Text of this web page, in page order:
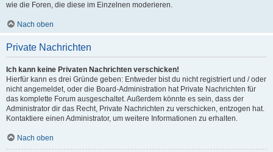
wie die Foren, die diese im Einzelnen moderieren.
Nach oben
Private Nachrichten
Ich kann keine Privaten Nachrichten verschicken!
Hierfür kann es drei Gründe geben: Entweder bist du nicht registriert und / oder
nicht angemeldet, oder die Board-Administration hat Private Nachrichten für
das komplette Forum ausgeschaltet. Außerdem könnte es sein, dass der
Administrator dir das Recht, Private Nachrichten zu verschicken, entzogen hat.
Kontaktiere einen Administrator, um weitere Informationen zu erhalten.
Nach oben